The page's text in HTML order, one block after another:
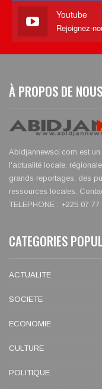
Youtube
À PROPOS DE NOUS
Abidjannewsci.com est
l'actualité locale,
grands reportages, des
ressources locales.
TELEPHONE : +225 07 77
CATEGORIES
ACTUALITE
SOCIETE
ECONOMIE
CULTURE
POLITIQUE